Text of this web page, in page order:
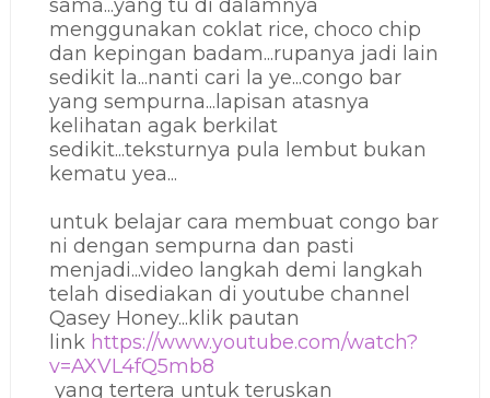
sama...yang tu di dalamnya
menggunakan coklat rice, choco chip
dan kepingan badam...rupanya jadi lain
sedikit la...nanti cari la ye...congo bar
yang sempurna...lapisan atasnya
kelihatan agak berkilat
sedikit...teksturnya pula lembut bukan
kematu yea...
untuk belajar cara membuat congo bar
ni dengan sempurna dan pasti
menjadi...video langkah demi langkah
telah disediakan di youtube channel
Qasey Honey...klik pautan
link https://www.youtube.com/watch?
v=AXVL4fQ5mb8
yang tertera untuk teruskan